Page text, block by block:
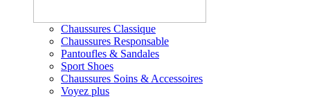
Chaussures Classique
Chaussures Responsable
Pantoufles & Sandales
Sport Shoes
Chaussures Soins & Accessoires
Voyez plus